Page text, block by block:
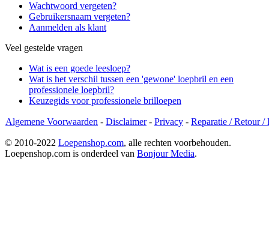
Wachtwoord vergeten?
Gebruikersnaam vergeten?
Aanmelden als klant
Veel gestelde vragen
Wat is een goede leesloep?
Wat is het verschil tussen een 'gewone' loepbril en een
professionele loepbril?
Keuzegids voor professionele brilloepen
Algemene Voorwaarden - Disclaimer- Privacy - Reparatie / Retour /
© 2010-2022 Loepenshop.com, alle rechten voorbehouden.
Loepenshop.com is onderdeel van Bonjour Media.